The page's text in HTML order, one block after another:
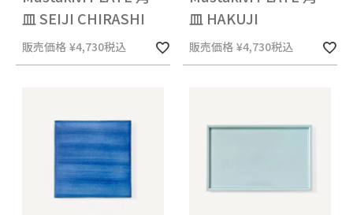
皿 SEIJI CHIRASHI
販売価格 ¥4,730税込
皿 HAKUJI
販売価格 ¥4,730税込